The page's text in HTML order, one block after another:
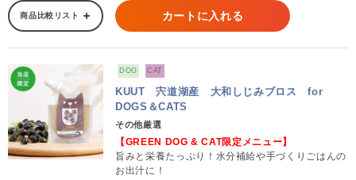
商品比較リスト カートに入れる
DOG CAT
KUUT 宍道湖産 大和しじみブロス for
DOGS＆CATS
その他厳選
【GREEN DOG & CAT限定メニュー】
旨みと栄養たっぷり！水分補給や手づくりごはんの
お出汁に！